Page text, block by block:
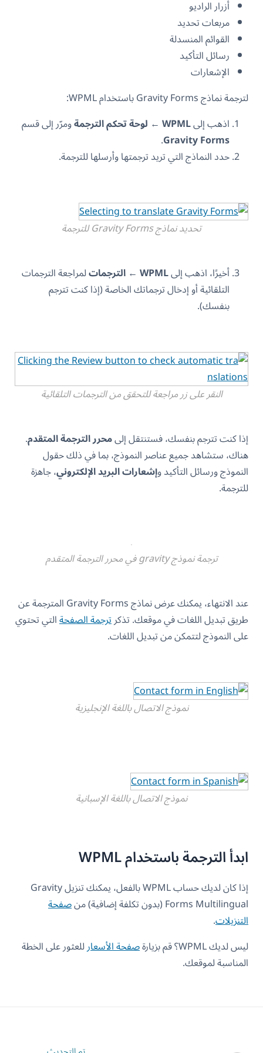
أزرار الراديو
مربعات تحديد
القوائم المنسدلة
رسائل التأكيد
الإشعارات
لترجمة نماذج Gravity Forms باستخدام WPML:
اذهب إلىWPML
← لوحة تحكم الترجمةومرّر إلى قسم
Gravity Forms
.
حدد النماذج التي تريد ترجمتها وأرسلها للترجمة.
تحديد نماذج Gravity Forms للترجمة
أخيرًا، اذهب إلىWPML
← الترجماتلمراجعة الترجمات
التلقائية أو إدخال ترجماتك الخاصة (إذا كنت تترجم
بنفسك).
النقر على زر مراجعة للتحقق من الترجمات التلقائية
إذا كنت تترجم بنفسك، فستنتقل إلىمحرر الترجمة المتقدم.
هناك، ستشاهد جميع عناصر النموذج، بما في ذلك حقول
النموذج ورسائل التأكيد وإشعارات البريد الإلكتروني، جاهزة
للترجمة.
ترجمة نموذج gravity في محرر الترجمة المتقدم
عند الانتهاء، يمكنك عرض نماذج Gravity Forms المترجمة عن
طريق تبديل اللغات في موقعك. تذكرترجمة الصفحةالتي تحتوي
على النموذج لتتمكن من تبديل اللغات.
نموذج الاتصال باللغة الإنجليزية
نموذج الاتصال باللغة الإسبانية
ابدأ الترجمة باستخدام WPML
إذا كان لديك حساب WPML بالفعل، يمكنك تنزيل Gravity
Forms Multilingual (بدون تكلفة إضافية) من
صفحة
التنزيلات.
ليس لديك WPML؟ قم بزيارة
صفحة الأسعارللعثور على الخطة
المناسبة لموقعك.